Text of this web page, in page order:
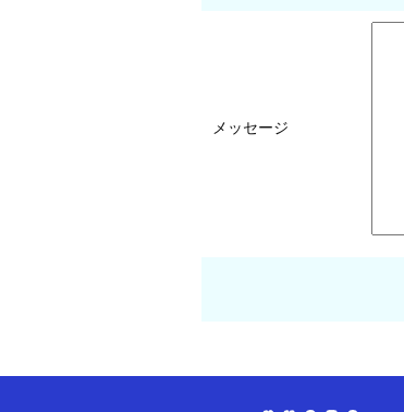
メッセージ